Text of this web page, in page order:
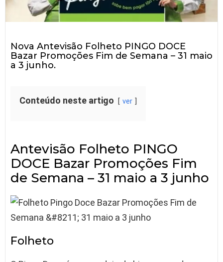
Nova Antevisão Folheto PINGO DOCE
Bazar Promoções Fim de Semana – 31 maio
a 3 junho.
Conteúdo neste artigo ver
Antevisão Folheto PINGO
DOCE Bazar Promoções Fim
de Semana – 31 maio a 3 junho
Folheto